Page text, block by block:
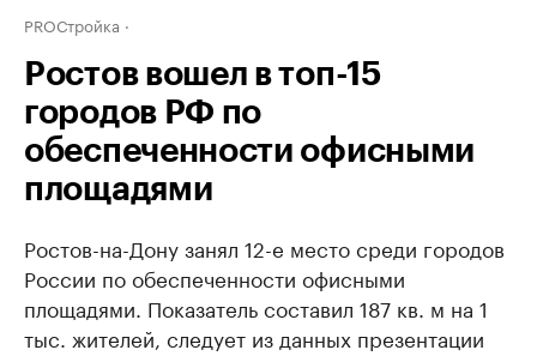
PROСтройка
Ростов вошел в топ-15
городов РФ по
обеспеченности офисными
площадями
Ростов-на-Дону занял 12-е место среди городов
России по обеспеченности офисными
площадями. Показатель составил 187 кв. м на 1
тыс. жителей, следует из данных презентации